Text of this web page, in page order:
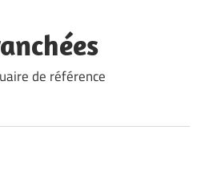
de référence